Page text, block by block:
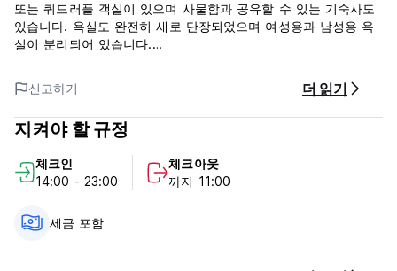
또는 쿼드러플 객실이 있으며 사물함과 공유할 수 있는 기숙사도
있습니다. 욕실도 완전히 새로 단장되었으며 여성용과 남성용 욕
실이 분리되어 있습니다.
TV(케이블), DVD, 스테레오, 소파 등이 있는 라운지 공간이 있습
니다. 주방에는 아침 식사가 가격에 포함되어 있지만 사용할 수
있는 시설이 완비되어 있습니다(냉장고, 도자기, 수저, 전자레인지
등). 중앙난방, 연중무휴 온수, WI FI가 있습니다. 수건, 세탁 서비
편안한 시간을 보내고 싶다면 우리 바에 오세요!
Colectivo(버스 터미널 mnibus)로 도착하는 경우 단 15분 거리에
있으며 24시간 체크인이 가능합니다.
신고하기 더 읽기
지켜야 할 규정
체크인
14:00 - 23:00
체크아웃
까지 11:00
세금 포함